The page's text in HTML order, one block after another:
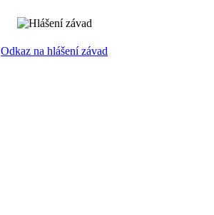
Odkaz na hlášení závad